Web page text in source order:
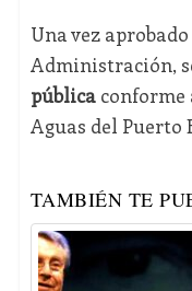
Una vez
Administración,
públicaconforme
Aguas del Puerto
TAMBIÉN TE